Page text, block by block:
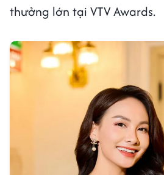
thưởng lớn tại VTV Awards.